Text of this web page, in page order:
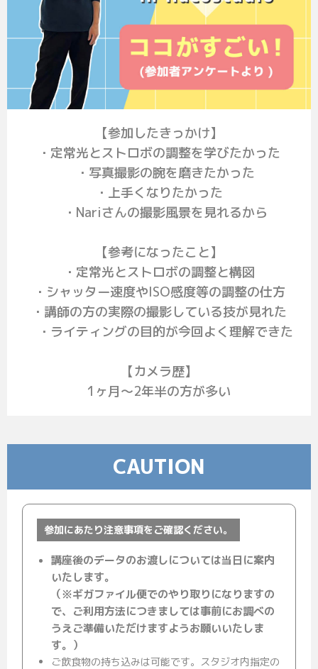
【参加したきっかけ】
・定常光とストロボの調整を学びたかった
・写真撮影の腕を磨きたかった
・上手くなりたかった
・Nariさんの撮影風景を見れるから
【参考になったこと】
・定常光とストロボの調整と構図
・シャッター速度やISO感度等の調整の仕方
・講師の方の実際の撮影している技が見れた
・ライティングの目的が今回よく理解できた
【カメラ歴】
1ヶ月～2年半の方が多い
CAUTION
参加にあたり注意事項をご確認ください。
講座後のデータのお渡しについては当日に案内
いたします。
（※ギガファイル便でのやり取りになりますの
で、ご利用方法につきましては事前にお調べの
うえご準備いただけますようお願いいたしま
す。）
ご飲食物の持ち込みは可能です。スタジオ内指定の